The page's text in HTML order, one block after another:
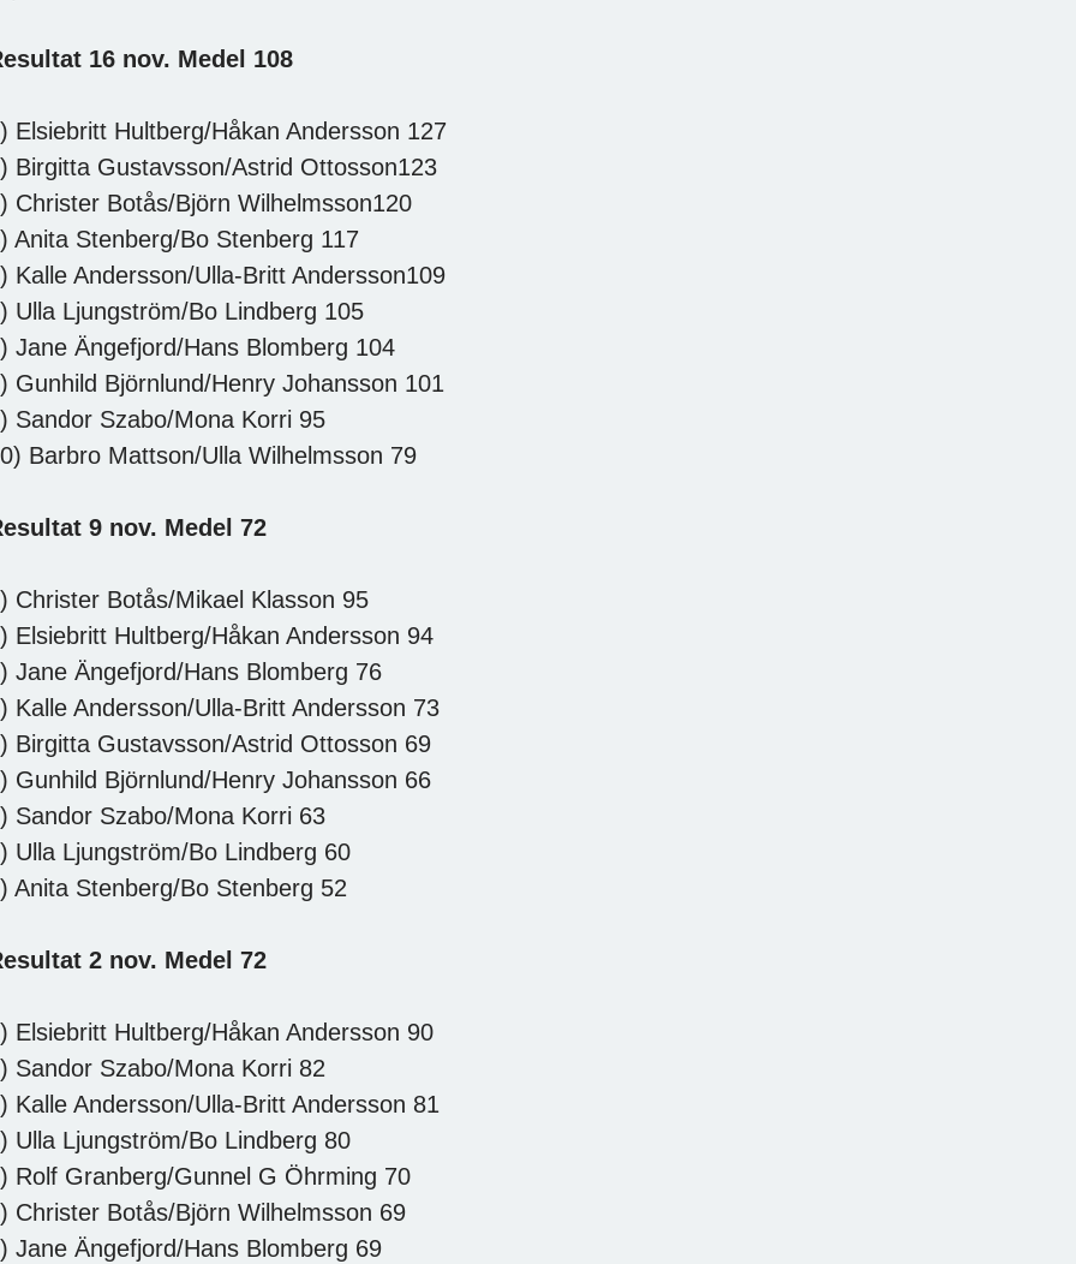
16 nov. Medel 108
Elsiebritt Hultberg/Håkan Andersson 127
Birgitta Gustavsson/Astrid Ottosson123
Christer Botås/Björn Wilhelmsson120
Anita Stenberg/Bo Stenberg 117
Kalle Andersson/Ulla-Britt Andersson109
Ulla Ljungström/Bo Lindberg 105
Jane Ängefjord/Hans Blomberg 104
Gunhild Björnlund/Henry Johansson 101
Sandor Szabo/Mona Korri 95
Barbro Mattson/Ulla Wilhelmsson 79
9 nov. Medel 72
Christer Botås/Mikael Klasson 95
Elsiebritt Hultberg/Håkan Andersson 94
Jane Ängefjord/Hans Blomberg 76
Kalle Andersson/Ulla-Britt Andersson 73
Birgitta Gustavsson/Astrid Ottosson 69
Gunhild Björnlund/Henry Johansson 66
Sandor Szabo/Mona Korri 63
Ulla Ljungström/Bo Lindberg 60
Anita Stenberg/Bo Stenberg 52
2 nov. Medel 72
Elsiebritt Hultberg/Håkan Andersson 90
Sandor Szabo/Mona Korri 82
Kalle Andersson/Ulla-Britt Andersson 81
Ulla Ljungström/Bo Lindberg 80
Rolf Granberg/Gunnel G Öhrming 70
Christer Botås/Björn Wilhelmsson 69
Jane Ängefjord/Hans Blomberg 69